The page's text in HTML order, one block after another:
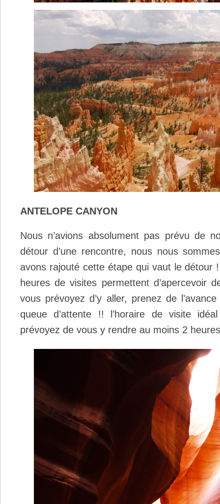
ANTELOPE CANYON
Nous n’avions absolument pas prévu de
détour d’une rencontre, nous nous
avons rajouté cette étape qui vaut le détour
heures de visites permettent d’apercevoir
vous prévoyez d’y aller, prenez de
queue d’attente !! l’horaire de visite
prévoyez de vous y rendre au moins 2